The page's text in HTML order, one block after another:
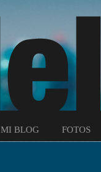
MI BLOG FOTOS